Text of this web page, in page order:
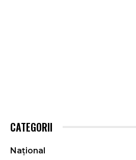
CATEGORII
Național